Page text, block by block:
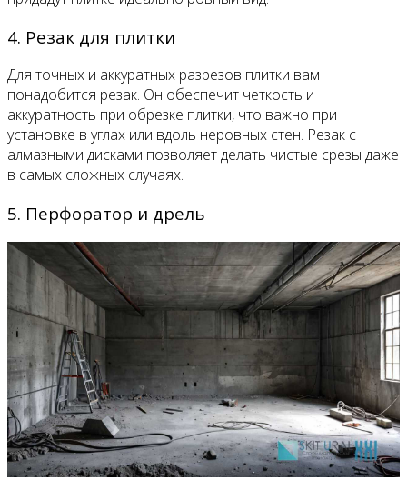
4. Резак для плитки
Для точных и аккуратных разрезов плитки вам
понадобится резак. Он обеспечит четкость и
аккуратность при обрезке плитки, что важно при
установке в углах или вдоль неровных стен. Резак с
алмазными дисками позволяет делать чистые срезы даже
в самых сложных случаях.
5. Перфоратор и дрель